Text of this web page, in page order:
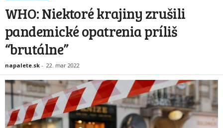
WHO: Niektoré krajiny zrušili
pandemické opatrenia príliš
“brutálne”
napalete.sk - 22. mar 2022